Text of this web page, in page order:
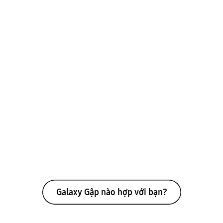
Galaxy Gập nào hợp với bạn?